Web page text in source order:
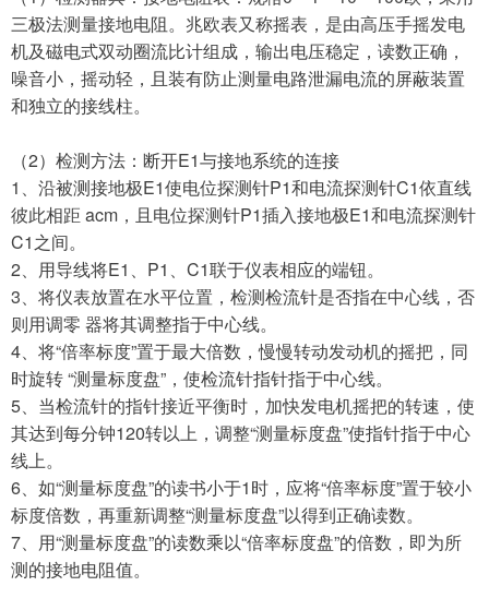
三极法测量接地电阻。兆欧表又称摇表，是由高压手摇发电
机及磁电式双动圈流比计组成，输出电压稳定，读数正确，
噪音小，摇动轻，且装有防止测量电路泄漏电流的屏蔽装置
和独立的接线柱。
（2）检测方法：断开E1与接地系统的连接
1、沿被测接地极E1使电位探测针P1和电流探测针C1依直线
彼此相距 acm，且电位探测针P1插入接地极E1和电流探测针
C1之间。
2、用导线将E1、P1、C1联于仪表相应的端钮。
3、将仪表放置在水平位置，检测检流针是否指在中心线，否
则用调零 器将其调整指于中心线。
4、将“倍率标度”置于最大倍数，慢慢转动发动机的摇把，同
时旋转 “测量标度盘”，使检流针指针指于中心线。
5、当检流针的指针接近平衡时，加快发电机摇把的转速，使
其达到每分钟120转以上，调整“测量标度盘”使指针指于中心
线上。
6、如“测量标度盘”的读书小于1时，应将“倍率标度”置于较小
标度倍数，再重新调整“测量标度盘”以得到正确读数。
7、用“测量标度盘”的读数乘以“倍率标度盘”的倍数，即为所
测的接地电阻值。